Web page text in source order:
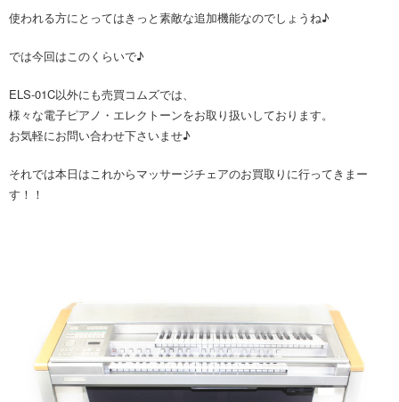
使われる方にとってはきっと素敵な追加機能なのでしょうね♪
では今回はこのくらいで♪
ELS-01C以外にも売買コムズでは、
様々な電子ピアノ・エレクトーンをお取り扱いしております。
お気軽にお問い合わせ下さいませ♪
それでは本日はこれからマッサージチェアのお買取りに行ってきまー
す！！